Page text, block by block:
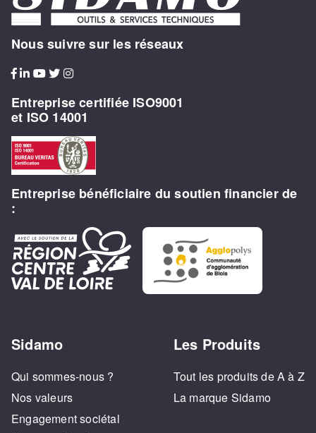
Nous suivre sur les réseaux
Entreprise certifiée ISO9001
et ISO 14001
Entreprise bénéficiaire du soutien financier de
:
Sidamo
Qui sommes-nous ?
Nos valeurs
Engagement sociétal
Les Produits
Tout les produits de A à Z
La marque Sidamo